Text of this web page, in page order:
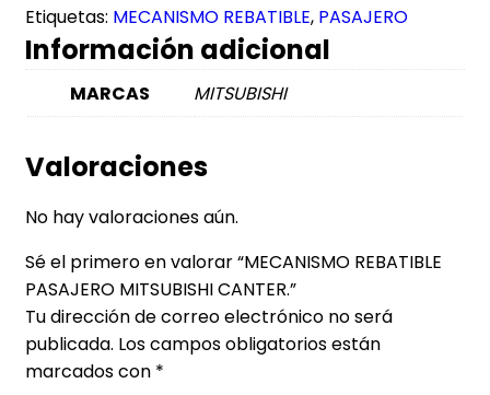
Etiquetas: MECANISMO REBATIBLE, PASAJERO
Información adicional
MARCAS MITSUBISHI
Valoraciones
No hay valoraciones aún.
Sé el primero en valorar “MECANISMO REBATIBLE
PASAJERO MITSUBISHI CANTER.”
Tu dirección de correo electrónico no será
publicada. Los campos obligatorios están
marcados con *